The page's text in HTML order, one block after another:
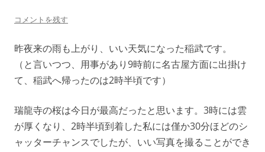
プ
コメントを残す
昨夜来の雨も上がり、いい天気になった稲武です。
（と言いつつ、用事があり9時前に名古屋方面に出掛け
て、稲武へ帰ったのは2時半頃です）
瑞龍寺の桜は今日が最高だったと思います。3時には雲
が厚くなり、2時半頃到着した私には僅か30分ほどのシ
ャッターチャンスでしたが、いい写真を撮ることができ